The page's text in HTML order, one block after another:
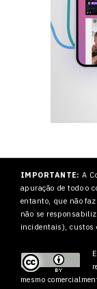
IMPORTANTE: A
apuração de todo o
entanto, que não
não se
incidentais), custos
mesmo